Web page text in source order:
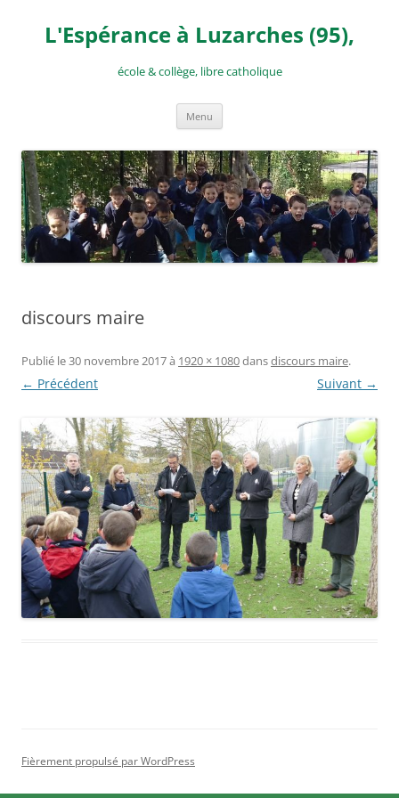
contenu
L'Espérance à Luzarches (95),
école & collège, libre catholique
Menu
discours maire
Publié le30 novembre 2017à 1920 × 1080dansdiscours maire.
← Précédent Suivant →
Fièrement propulsé par WordPress